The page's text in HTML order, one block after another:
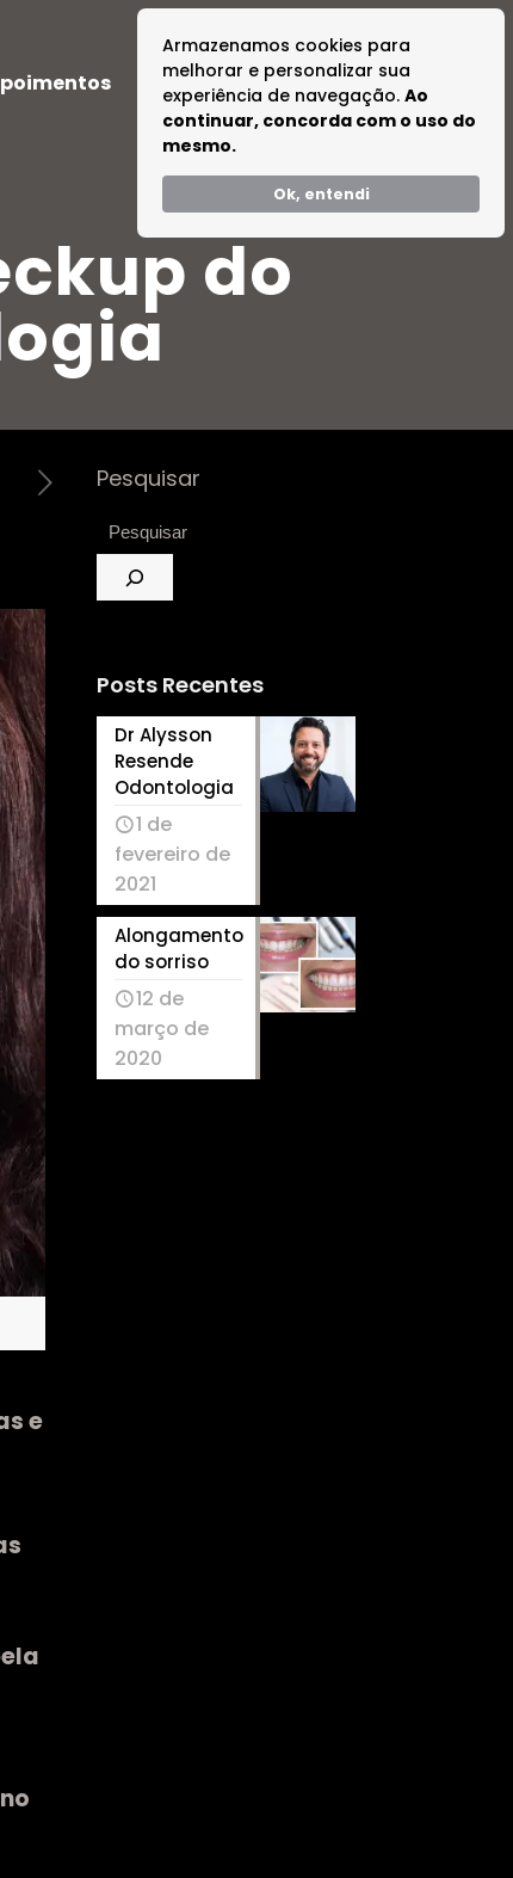
Armazenamos cookies para
melhorar e personalizar sua
experiência de navegação. Ao
continuar, concorda com o uso do
mesmo.
Ok, entendi
Dúvidas Tire suas Dúvidas
do
e
Pesquisar
Posts Recentes
Dr Alysson
Resende
Odontologia
1 de
fevereiro de
2021
Alongamento
do sorriso
12 de
março de
2020